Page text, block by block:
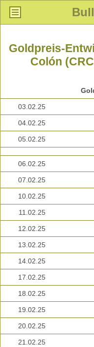
Goldpreis-
Colón
03.02.25
04.02.25
05.02.25
06.02.25
07.02.25
10.02.25
11.02.25
12.02.25
13.02.25
14.02.25
17.02.25
18.02.25
19.02.25
20.02.25
21.02.25